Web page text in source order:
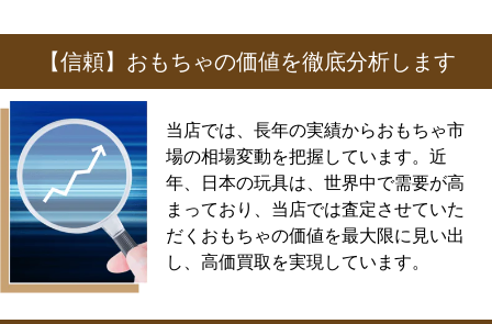
【信頼】おもちゃの価値を徹底分析します
当店では、長年の実績からおもちゃ市
場の相場変動を把握しています。近
年、日本の玩具は、世界中で需要が高
まっており、当店では査定させていた
だくおもちゃの価値を最大限に見い出
し、高価買取を実現しています。